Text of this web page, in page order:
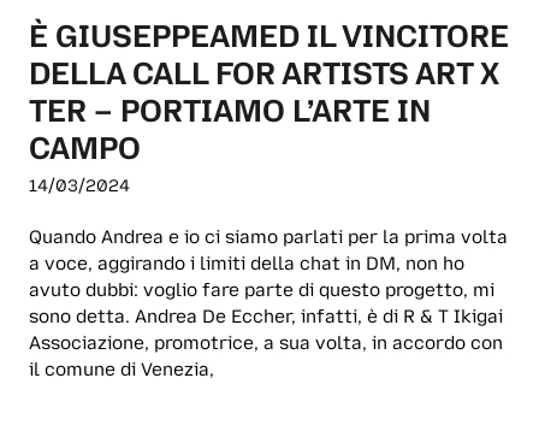
È GIUSEPPEAMED IL VINCITORE
DELLA CALL FOR ARTISTS ART X
TER – PORTIAMO L’ARTE IN
CAMPO
14/03/2024
Quando Andrea e io ci siamo parlati per la prima volta
a voce, aggirando i limiti della chat in DM, non ho
avuto dubbi: voglio fare parte di questo progetto, mi
sono detta. Andrea De Eccher, infatti, è di R & T Ikigai
Associazione, promotrice, a sua volta, in accordo con
il comune di Venezia,